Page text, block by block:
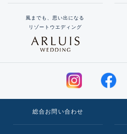
風までも、思い出になる
リゾートウエディング
総合お問い合わせ